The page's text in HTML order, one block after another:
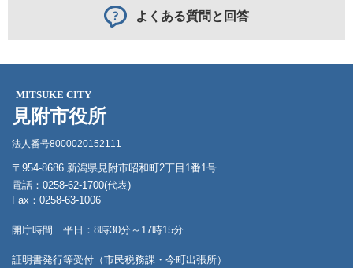
よくある質問と回答
MITSUKE CITY
見附市役所
法人番号8000020152111
〒954-8686 新潟県見附市昭和町2丁目1番1号
電話：0258-62-1700(代表)
Fax：0258-63-1006
開庁時間 平日：8時30分～17時15分
証明書発行等受付（市民税務課・今町出張所）